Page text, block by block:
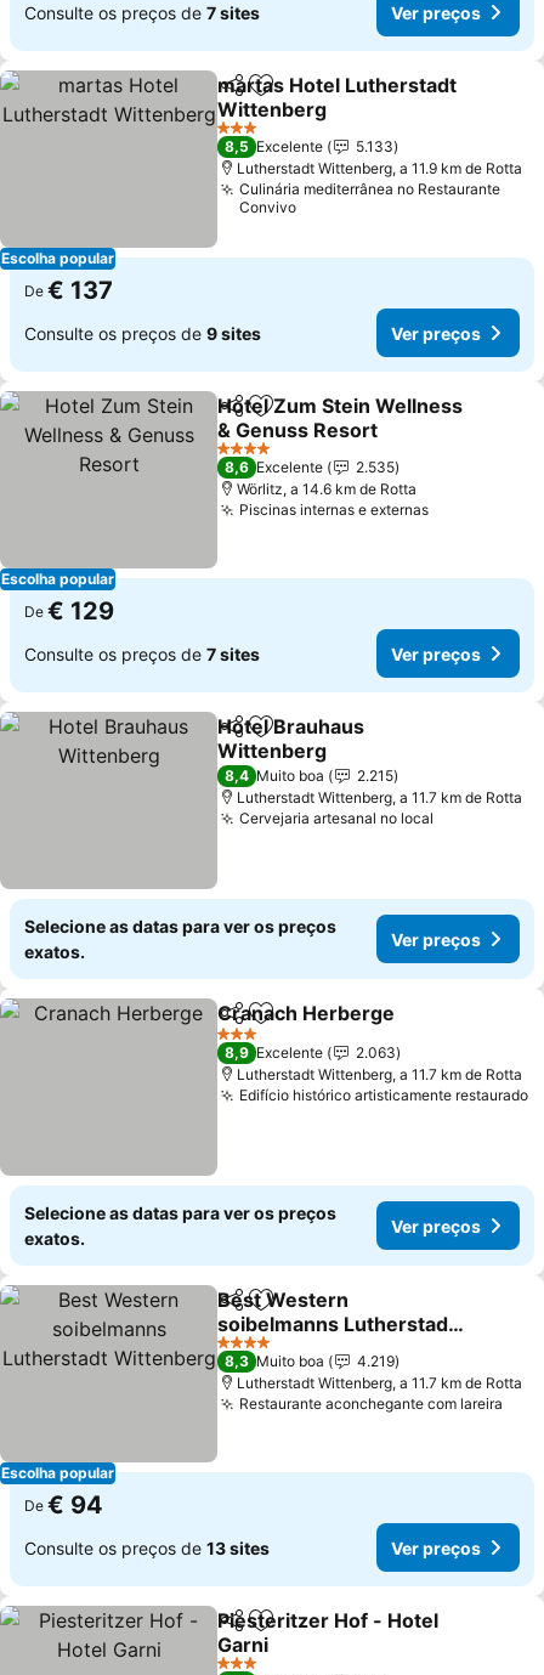
Consulte os preços de 7 sites Ver preços
Escolha popular
PartilharAdicionar aos favoritos
martas Hotel Lutherstadt
Wittenberg
Ver preços
3 Estrelas
8,5 Excelente
5.133
Lutherstadt Wittenberg, a 11.9 km de Rotta
Culinária mediterrânea no Restaurante
Convivo
De € 137
Consulte os preços de 9 sites Ver preços
Escolha popular
PartilharAdicionar aos favoritos
Hotel Zum Stein Wellness
& Genuss Resort
Ver preços
4 Estrelas
8,6 Excelente
2.535
Wörlitz, a 14.6 km de Rotta
Piscinas internas e externasVer preços
De € 129
Consulte os preços de 7 sites Ver preços
PartilharAdicionar aos favoritos
Hotel Brauhaus
Wittenberg
Ver preços
8,4 Muito boa
2.215
Lutherstadt Wittenberg, a 11.7 km de Rotta
Cervejaria artesanal no local
Selecione as datas para ver os preços
exatos.
Ver preços
PartilharAdicionar aos favoritos
Cranach Herberge
3 Estrelas
8,9 Excelente
2.063
Lutherstadt Wittenberg, a 11.7 km de Rotta
Edifício histórico artisticamente restaurado
Selecione as datas para ver os preços
exatos.
Ver preços
Escolha popular
PartilharAdicionar aos favoritos
Best Western
soibelmanns Lutherstadt
Wittenberg
Ver preços
4 Estrelas
8,3 Muito boa
4.219
Lutherstadt Wittenberg, a 11.7 km de Rotta
Restaurante aconchegante com lareira
De € 94
Consulte os preços de 13 sites Ver preços
PartilharAdicionar aos favoritos
Piesteritzer Hof - Hotel
Garni
Ver preços
3 Estrelas